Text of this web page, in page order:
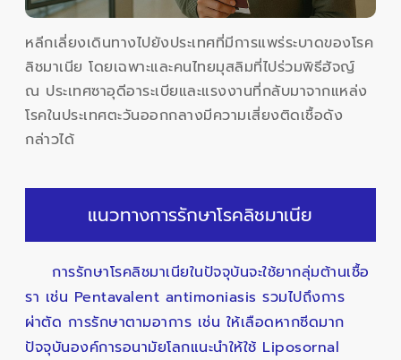
หลีกเลี่ยงเดินทางไปยังประเทศที่มีการแพร่ระบาดของโรค
ลิชมาเนีย โดยเฉพาะและคนไทยมุสลิมที่ไปร่วมพิธีฮัจญ์
ณ ประเทศซาอุดีอาระเบียและแรงงานที่กลับมาจากแหล่ง
โรคในประเทศตะวันออกกลางมีความเสี่ยงติดเชื้อดัง
กล่าวได้
แนวทางการรักษาโรคลิชมาเนีย
การรักษาโรคลิชมาเนียในปัจจุบันจะใช้ยากลุ่มต้านเชื้อ
รา เช่น Pentavalent antimoniasis รวมไปถึงการ
ผ่าตัด การรักษาตามอาการ เช่น ให้เลือดหากซีดมาก
ปัจจุบันองค์การอนามัยโลกแนะนำให้ใช้ Liposornal